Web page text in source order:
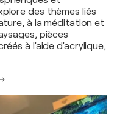
des thèmes liés
à la méditation et
pièces
à l'aide d'acrylique,